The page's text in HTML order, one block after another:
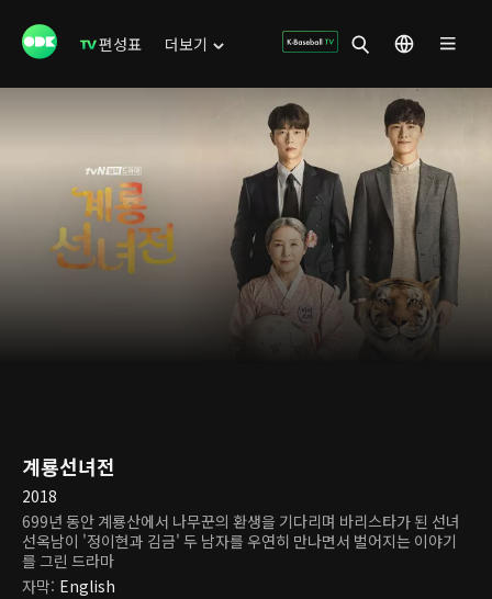
편성표 더보기
계룡선녀전
2018
699년 동안 계룡산에서 나무꾼의 환생을 기다리며 바리스타가 된 선녀
선옥남이 '정이현과 김금' 두 남자를 우연히 만나면서 벌어지는 이야기
를 그린 드라마
자막: English